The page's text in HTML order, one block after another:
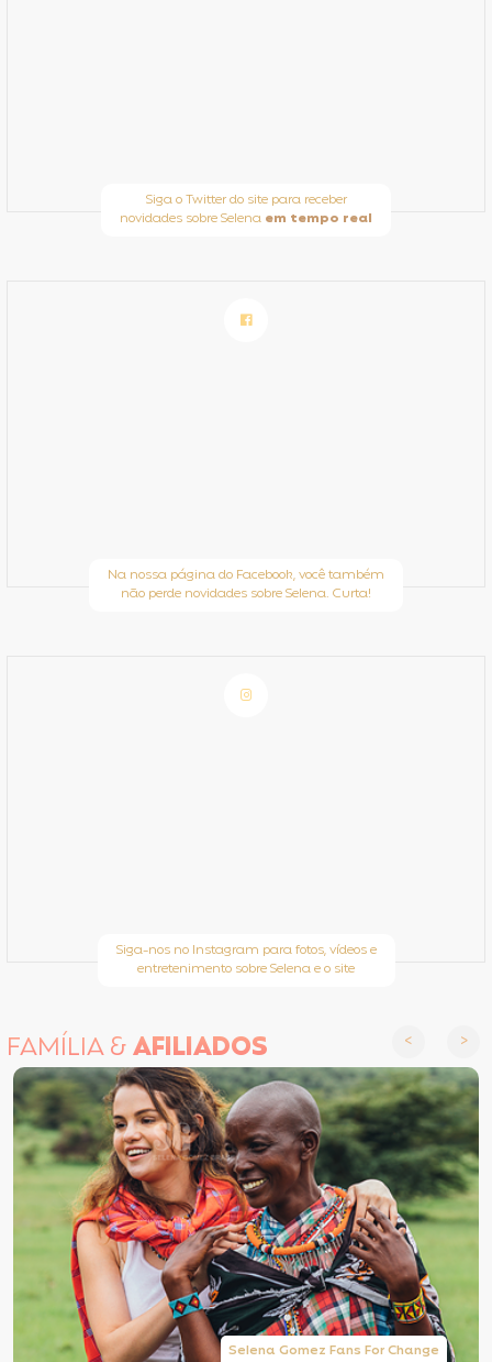
Siga o Twitter do site para receber
novidades sobre Selena em tempo real
Na nossa página do Facebook, você também
não perde novidades sobre Selena. Curta!
Siga-nos no Instagram para fotos, vídeos e
entretenimento sobre Selena e o site
FAMÍLIA &AFILIADOS
Selena Gomez Fans For Change